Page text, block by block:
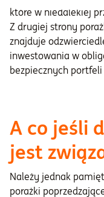
które w niedalekiej
Z drugiej strony
znajduje
inwestowania w
bezpiecznych
A co jeśli
jest
Należy jednak
porażki